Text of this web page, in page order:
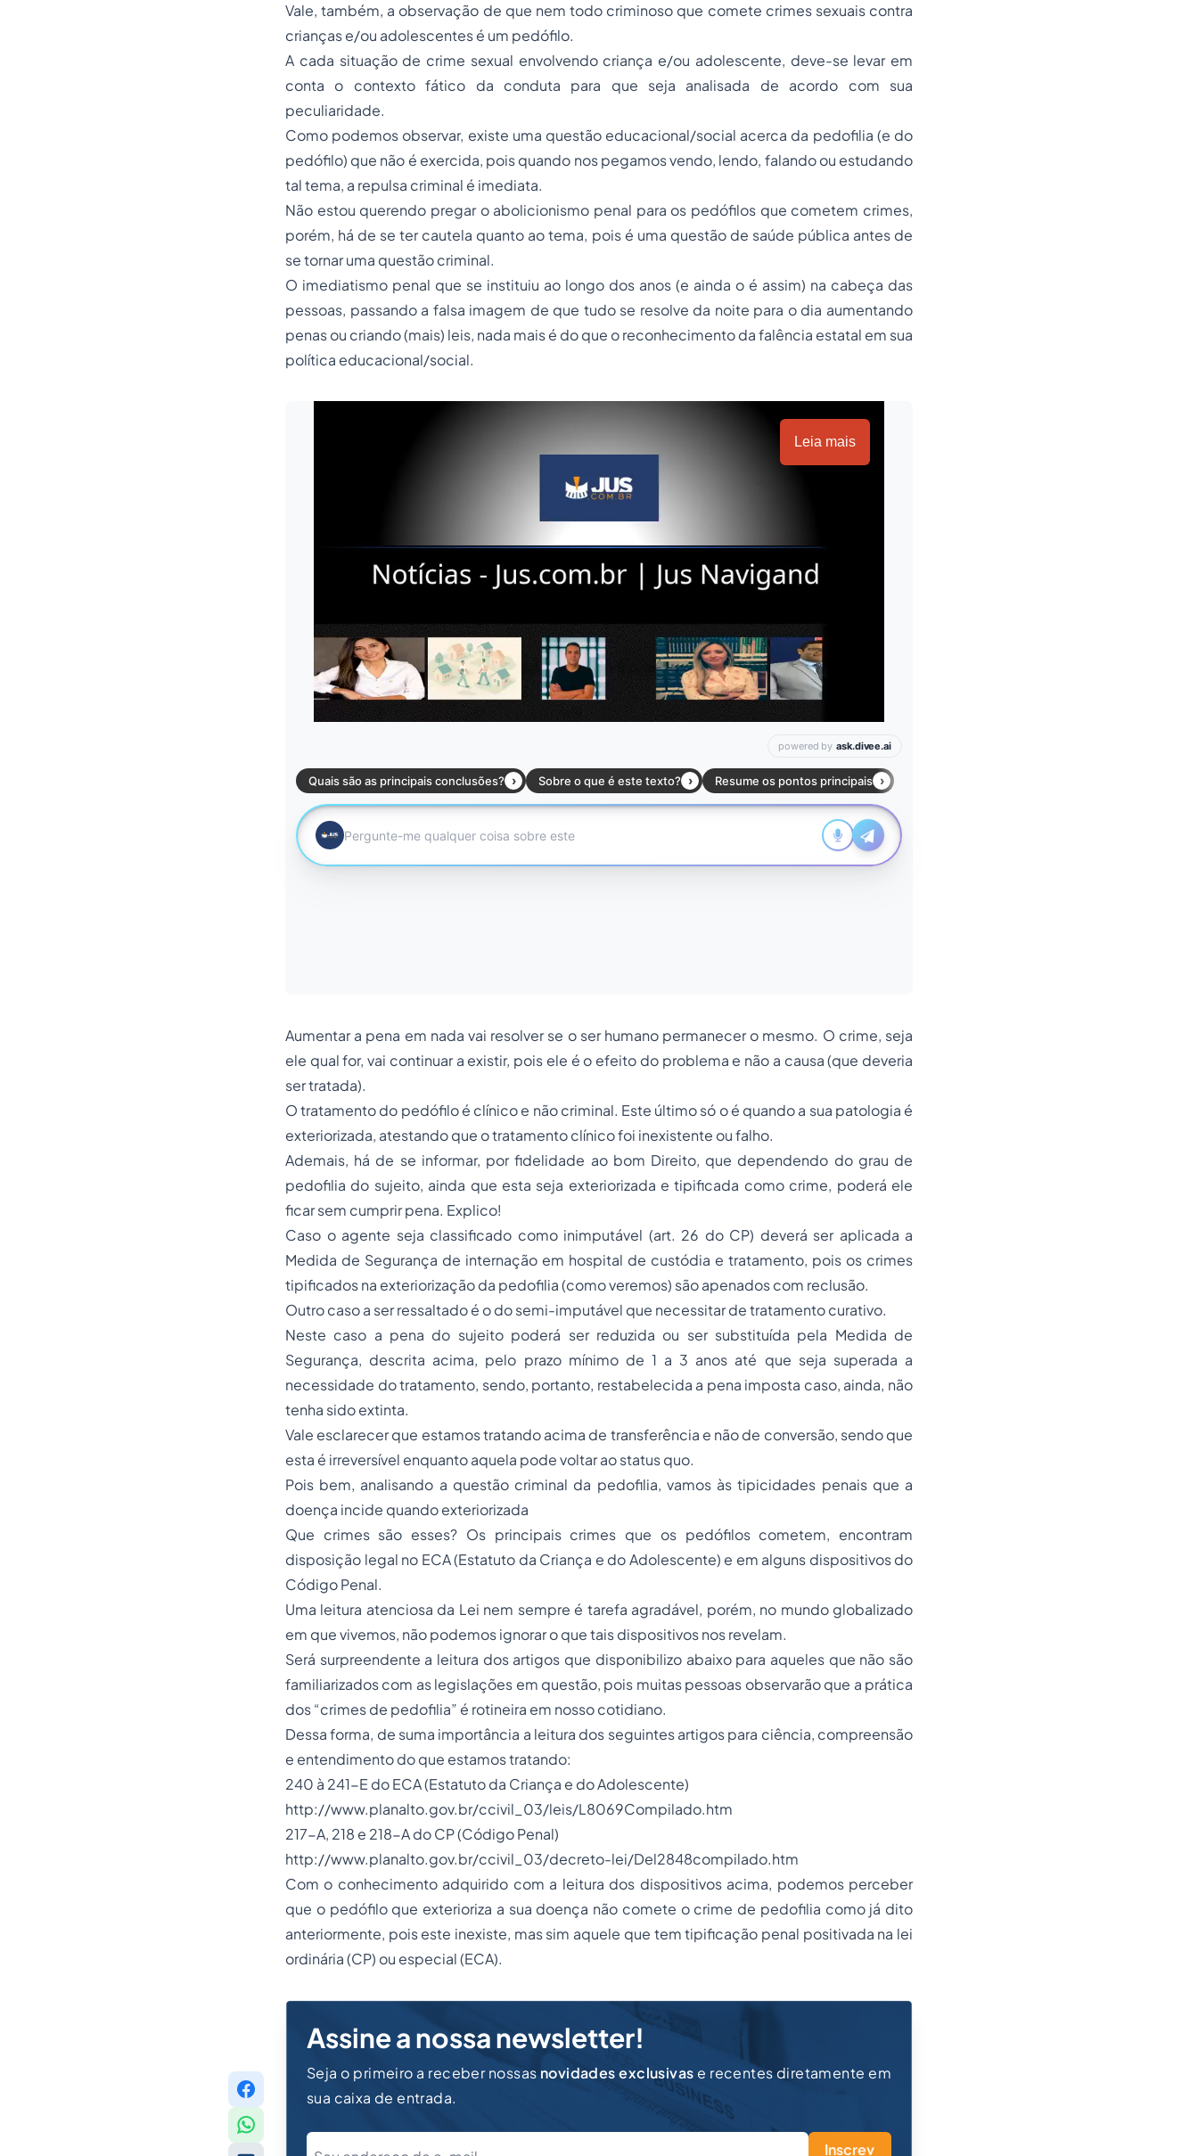
Vale, também, a observação de que nem todo criminoso que comete crimes sexuais contra
crianças e/ou adolescentes é um pedófilo.
A cada situação de crime sexual envolvendo criança e/ou adolescente, deve-se levar em
conta o contexto fático da conduta para que seja analisada de acordo com sua
peculiaridade.
Como podemos observar, existe uma questão educacional/social acerca da pedofilia (e do
pedófilo) que não é exercida, pois quando nos pegamos vendo, lendo, falando ou estudando
tal tema, a repulsa criminal é imediata.
Não estou querendo pregar o abolicionismo penal para os pedófilos que cometem crimes,
porém, há de se ter cautela quanto ao tema, pois é uma questão de saúde pública antes de
se tornar uma questão criminal.
O imediatismo penal que se instituiu ao longo dos anos (e ainda o é assim) na cabeça das
pessoas, passando a falsa imagem de que tudo se resolve da noite para o dia aumentando
penasou criando (mais) leis, nada mais é do que o reconhecimento da falência estatal em sua
política educacional/social.
Leia mais
Aumentar a pena em nada vai resolver se o ser humano permanecer o mesmo. O crime, seja
ele qual for, vai continuar a existir, pois ele é o efeito do problema e não a causa (que deveria
ser tratada).
O tratamento do pedófilo é clínico e não criminal. Este último só o é quando a sua patologia é
exteriorizada, atestando que o tratamento clínico foi inexistente ou falho.
Ademais, há de se informar, por fidelidade ao bom Direito, que dependendo do grau de
pedofilia do sujeito, ainda que esta seja exteriorizada e tipificada como crime, poderá ele
ficar sem cumprir pena. Explico!
Caso o agente seja classificado como inimputável (art. 26 do CP) deverá ser aplicada a
Medida de Segurança de internação em hospital de custódia e tratamento, pois os crimes
tipificados na exteriorização da pedofilia (como veremos) são apenados com reclusão.
Outro caso a ser ressaltado é o do semi-imputável que necessitar de tratamento curativo.
Neste caso a pena do sujeito poderá ser reduzida ou ser substituída pela Medida de
Segurança, descrita acima, pelo prazo mínimo de 1 a 3 anos até que seja superada a
necessidade do tratamento, sendo, portanto, restabelecida a pena imposta caso, ainda, não
tenha sido extinta.
Vale esclarecer que estamos tratando acima de transferência e não de conversão, sendo que
esta é irreversível enquanto aquela pode voltar aostatus quo.
Pois bem, analisando a questão criminal da pedofilia, vamos às tipicidades penais que a
doença incide quando exteriorizada
Que crimes são esses? Os principais crimes que os pedófilos cometem, encontram
disposição legal no ECA (Estatuto da Criança e do Adolescente) e em alguns dispositivos do
Código Penal.
Uma leitura atenciosa da Lei nem sempre é tarefa agradável, porém, no mundo globalizado
em que vivemos, não podemos ignorar o que tais dispositivos nos revelam.
Será surpreendente a leitura dos artigos que disponibilizo abaixo para aqueles que não são
familiarizados com as legislações em questão, pois muitas pessoas observarão que a prática
dos “crimes de pedofilia” é rotineira em nosso cotidiano.
Dessa forma, de suma importância a leitura dos seguintes artigos para ciência, compreensão
e entendimento do que estamos tratando:
240 à 241-E do ECA (Estatuto da Criança e do Adolescente)
http://www.planalto.gov.br/ccivil_03/leis/L8069Compilado.htm
217-A, 218 e 218-A doCP(Código Penal)
http://www.planalto.gov.br/ccivil_03/decreto-lei/Del2848compilado.htm
Com o conhecimento adquirido com a leitura dos dispositivos acima, podemos perceber
que o pedófilo que exterioriza a sua doença não comete o crime de pedofilia como já dito
anteriormente, pois este inexiste, mas sim aquele que tem tipificação penal positivada na lei
ordinária (CP) ou especial (ECA).
Assine a nossa newsletter!
Seja o primeiro a receber nossasnovidades exclusivas e recentes diretamente em
sua caixa de entrada.
Inscrev